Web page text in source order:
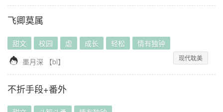
飞卿莫属
甜文 校园 虐 成长 轻松 情有独钟
 墨月深 【bl】 现代耽美
不折手段+番外